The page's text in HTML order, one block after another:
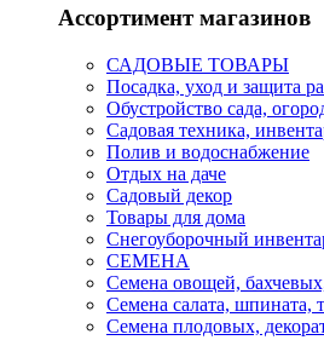
Ассортимент магазинов
САДОВЫЕ ТОВАРЫ
Посадка, уход и защита
Обустройство сада,
Садовая техника,
Полив и водоснабжение
Отдых на даче
Садовый декор
Товары для дома
Снегоуборочный
СЕМЕНА
Семена овощей,
Семена салата, шпината,
Семена плодовых,